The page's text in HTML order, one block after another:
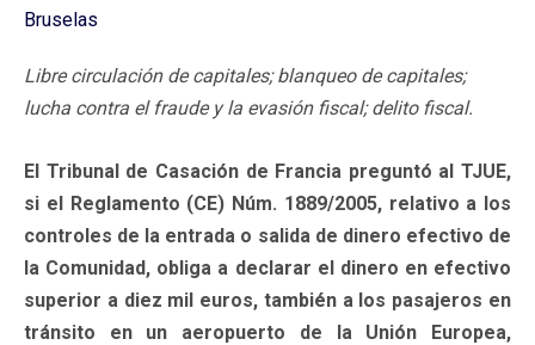
Bruselas
Libre circulación de capitales; blanqueo de capitales;
lucha contra el fraude y la evasión fiscal; delito fiscal.
El Tribunal de Casación de Francia preguntó al TJUE,
si el Reglamento (CE) Núm. 1889/2005, relativo a los
controles de la entrada o salida de dinero efectivo de
la Comunidad, obliga a declarar el dinero en efectivo
superior a diez mil euros, también a los pasajeros en
tránsito en un aeropuerto de la Unión Europea,